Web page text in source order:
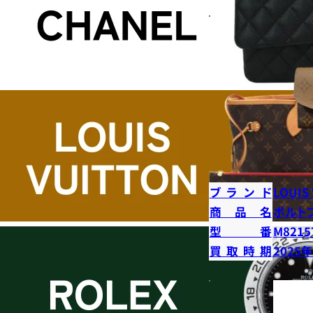
ブランドLOUIS
商品名ポルト
型番
買取時期2025